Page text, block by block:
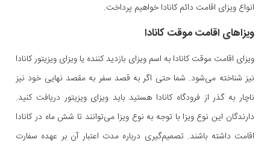
انواع ویزای اقامت دائم کانادا خواهیم پرداخت.
ویزاهای اقامت موقت کانادا
ویزای اقامت موقت کانادا به اسم ویزای بازدید کننده یا ویزای ویزیتور کانادا
نیز شناخته می‌شود. شما حتی اگر به قصد سفر به مقصد نهایی خود نیز
ناچار به گذر از فرودگاه کانادا هستید باید ویزای ویزیتور دریافت کنید.
دارندگان این نوع ویزا با توجه به نوع ویزا می‌توانند تا شش ماه در کانادا
اقامت داشته باشند. تصمیم‌گیری درباره مدت اعتبار آن بر عهده سفارت